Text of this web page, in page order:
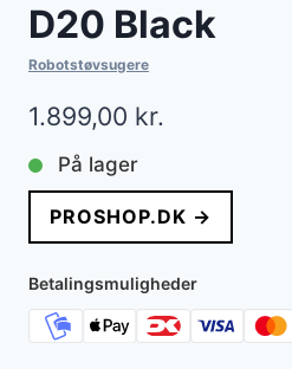
D20 Black
Robotstøvsugere
1.899,00 kr.
På lager
PROSHOP.DK →
Betalingsmuligheder